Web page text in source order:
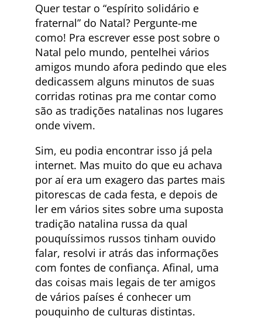
Quer testar o “espírito solidário e
fraternal” do Natal? Pergunte-me
como! Pra escrever esse post sobre o
Natal pelo mundo, pentelhei vários
amigos mundo afora pedindo que eles
dedicassem alguns minutos de suas
corridas rotinas pra me contar como
são as tradições natalinas nos lugares
onde vivem.
Sim, eu podia encontrar isso já pela
internet. Mas muito do que eu achava
por aí era um exagero das partes mais
pitorescas de cada festa, e depois de
ler em vários sites sobre uma suposta
tradição natalina russa da qual
pouquíssimos russos tinham ouvido
falar, resolvi ir atrás das informações
com fontes de confiança. Afinal, uma
das coisas mais legais de ter amigos
de vários países é conhecer um
pouquinho de culturas distintas.